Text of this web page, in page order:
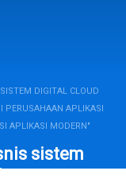
DIGITAL CLOUD
PERUSAHAAN APLIKASI
APLIKASI MODERN"
sistem